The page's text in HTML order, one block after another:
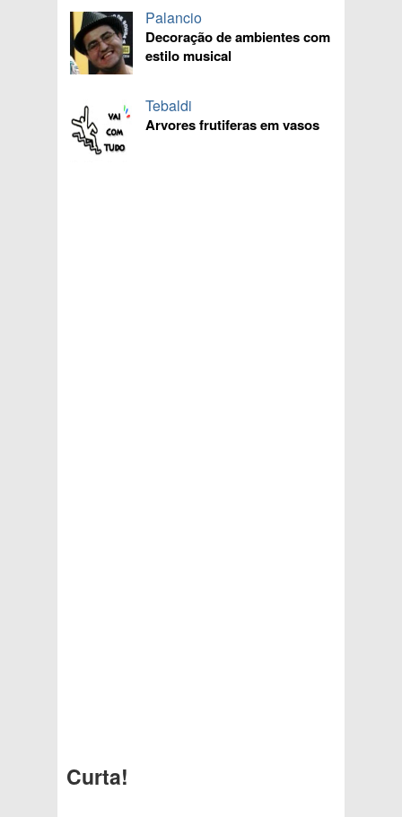
Palancio
Decoração de ambientes com
estilo musical
Tebaldi
Arvores frutiferas em vasos
Curta!